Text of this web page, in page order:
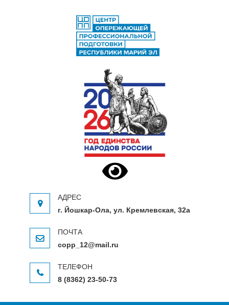
ЦЕНТР ОПЕРЕЖАЮЩЕЙ
Центр опережающей профессиональной
г. Йошкар-Ола, ул. Кремлевская, 32а
copp_12@mail.ru
8 (8362) 23-50-73